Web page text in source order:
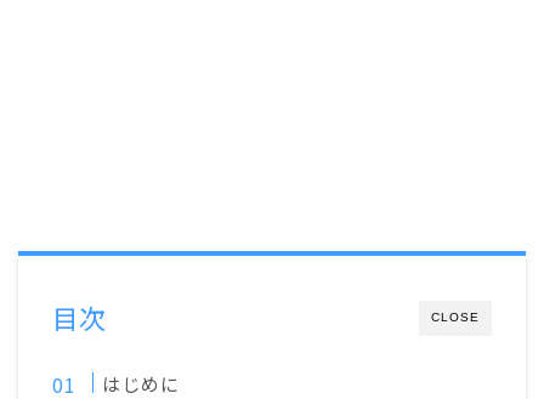
CLOSE
目次
はじめに